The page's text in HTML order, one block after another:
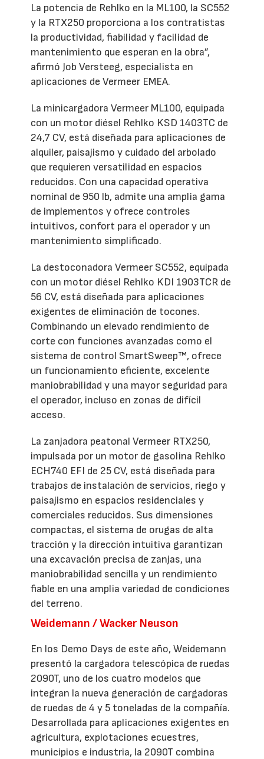
La potencia de Rehlko en la ML100, la SC552
y la RTX250 proporciona a los contratistas
la productividad, fiabilidad y facilidad de
mantenimiento que esperan en la obra”,
afirmó Job Versteeg, especialista en
aplicaciones de Vermeer EMEA.
La minicargadora Vermeer ML100, equipada
con un motor diésel Rehlko KSD 1403TC de
24,7 CV, está diseñada para aplicaciones de
alquiler, paisajismo y cuidado del arbolado
que requieren versatilidad en espacios
reducidos. Con una capacidad operativa
nominal de 950 lb, admite una amplia gama
de implementos y ofrece controles
intuitivos, confort para el operador y un
mantenimiento simplificado.
La destoconadora Vermeer SC552, equipada
con un motor diésel Rehlko KDI 1903TCR de
56 CV, está diseñada para aplicaciones
exigentes de eliminación de tocones.
Combinando un elevado rendimiento de
corte con funciones avanzadas como el
sistema de control SmartSweep™, ofrece
un funcionamiento eficiente, excelente
maniobrabilidad y una mayor seguridad para
el operador, incluso en zonas de difícil
acceso.
La zanjadora peatonal Vermeer RTX250,
impulsada por un motor de gasolina Rehlko
ECH740 EFI de 25 CV, está diseñada para
trabajos de instalación de servicios, riego y
paisajismo en espacios residenciales y
comerciales reducidos. Sus dimensiones
compactas, el sistema de orugas de alta
tracción y la dirección intuitiva garantizan
una excavación precisa de zanjas, una
maniobrabilidad sencilla y un rendimiento
fiable en una amplia variedad de condiciones
del terreno.
Weidemann / Wacker Neuson
En los Demo Days de este año, Weidemann
presentó la cargadora telescópica de ruedas
2090T, uno de los cuatro modelos que
integran la nueva generación de cargadoras
de ruedas de 4 y 5 toneladas de la compañía.
Desarrollada para aplicaciones exigentes en
agricultura, explotaciones ecuestres,
municipios e industria, la 2090T combina